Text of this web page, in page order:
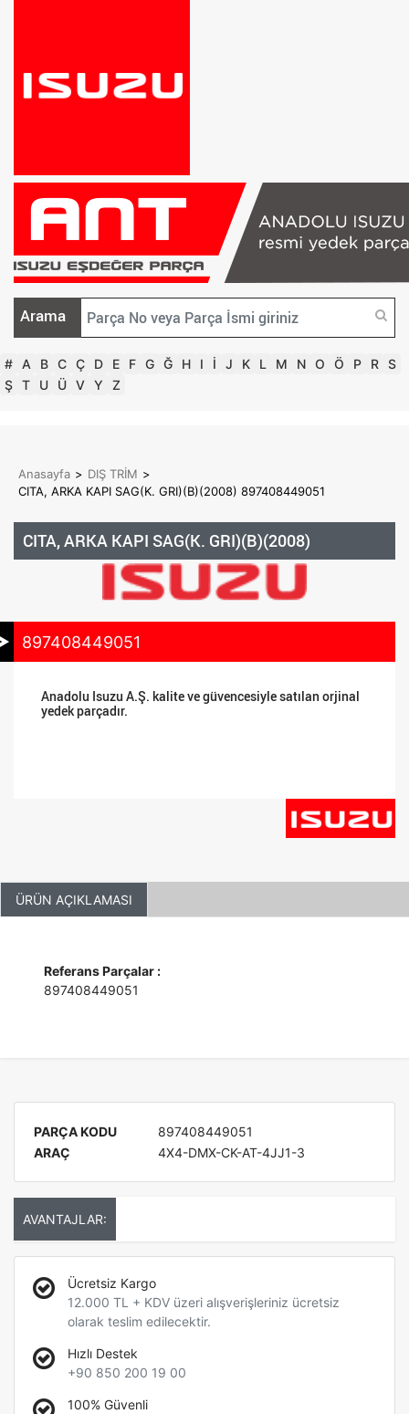
Arama
# A B C Ç D E F G Ğ H I İ J K L M N O Ö P R S
Ş T U Ü V Y Z
Anasayfa > DIŞ TRİM >
CITA, ARKA KAPI SAG(K. GRI)(B)(2008) 897408449051
CITA, ARKA KAPI SAG(K. GRI)(B)(2008)
897408449051
Anadolu Isuzu A.Ş. kalite ve güvencesiyle satılan orjinal
yedek parçadır.
ÜRÜN AÇIKLAMASI
Referans Parçalar :
897408449051
PARÇA KODU
897408449051
ARAÇ
4X4-DMX-CK-AT-4JJ1-3
AVANTAJLAR:
Ücretsiz Kargo
12.000 TL + KDV üzeri alışverişleriniz ücretsiz
olarak teslim edilecektir.
Hızlı Destek
+90 850 200 19 00
100% Güvenli